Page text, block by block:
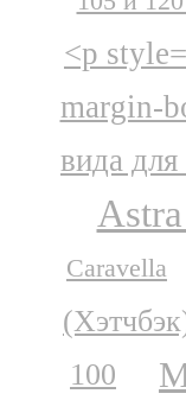
<p
margin-
вида
Caravella
100